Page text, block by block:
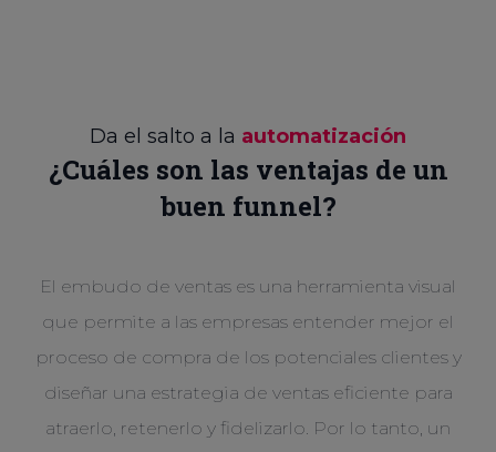
Da el salto a la automatización
¿Cuáles son las ventajas de un
buen funnel?
El embudo de ventas es una herramienta visual
que permite a las empresas entender mejor el
proceso de compra de los potenciales clientes y
diseñar una estrategia de ventas eficiente para
atraerlo, retenerlo y fidelizarlo. Por lo tanto, un